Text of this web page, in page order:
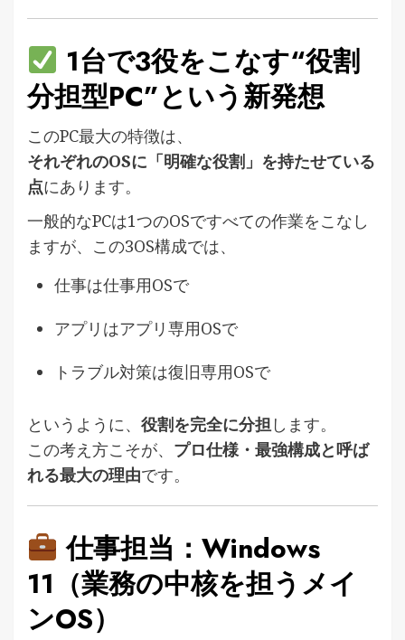
1台で3役をこなす“役割
分担型PC”という新発想
このPC最大の特徴は、
それぞれのOSに「明確な役割」を持たせている
点にあります。
一般的なPCは1つのOSですべての作業をこなし
ますが、この3OS構成では、
仕事は仕事用OSで
アプリはアプリ専用OSで
トラブル対策は復旧専用OSで
というように、 役割を完全に分担します。
この考え方こそが、 プロ仕様・最強構成と呼ば
れる最大の理由です。
仕事担当：Windows
11（業務の中核を担うメイ
ンOS）